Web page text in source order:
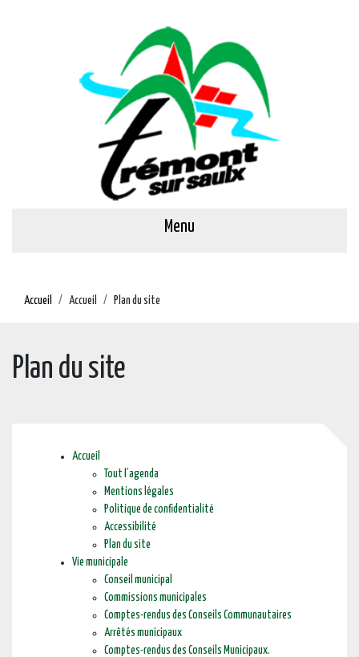
Menu
Accueil Accueil Plan du site
Plan du site
Accueil
Tout l’agenda
Mentions légales
Politique de confidentialité
Accessibilité
Plan du site
Vie municipale
Conseil municipal
Commissions municipales
Comptes-rendus des Conseils Communautaires
Arrêtés municipaux
Comptes-rendus des Conseils Municipaux.